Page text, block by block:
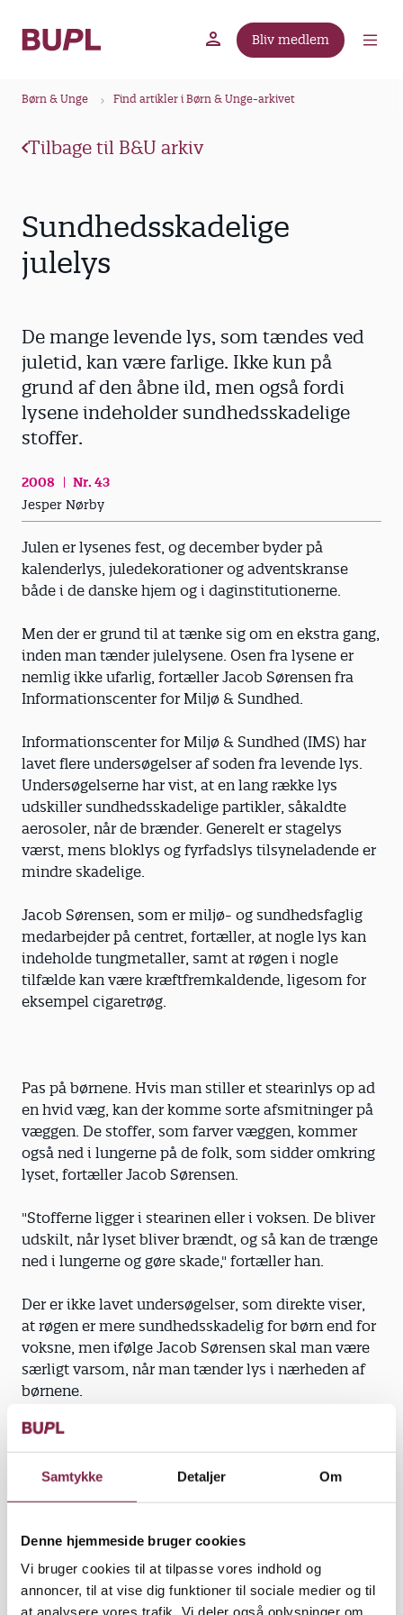
Samtykke Detaljer Om
Denne hjemmeside bruger cookies
Vi bruger cookies til at tilpasse vores indhold og
annoncer, til at vise dig funktioner til sociale medier og til
at analysere vores trafik. Vi deler også oplysninger om
Bliv medlem
Børn & Unge Find artikler i Børn & Unge-arkivet
Tilbage til B&U arkiv
Sundhedsskadelige
julelys
De mange levende lys, som tændes ved
juletid, kan være farlige. Ikke kun på
grund af den åbne ild, men også fordi
lysene indeholder sundhedsskadelige
stoffer.
2008
Nr. 43
Jesper Nørby
Julen er lysenes fest, og december byder på
kalenderlys, juledekorationer og adventskranse
både i de danske hjem og i daginstitutionerne.
Men der er grund til at tænke sig om en ekstra gang,
inden man tænder julelysene. Osen fra lysene er
nemlig ikke ufarlig, fortæller Jacob Sørensen fra
Informationscenter for Miljø & Sundhed.
Informationscenter for Miljø & Sundhed (IMS) har
lavet flere undersøgelser af soden fra levende lys.
Undersøgelserne har vist, at en lang række lys
udskiller sundhedsskadelige partikler, såkaldte
aerosoler, når de brænder. Generelt er stagelys
værst, mens bloklys og fyrfadslys tilsyneladende er
mindre skadelige.
Jacob Sørensen, som er miljø- og sundhedsfaglig
medarbejder på centret, fortæller, at nogle lys kan
indeholde tungmetaller, samt at røgen i nogle
tilfælde kan være kræftfremkaldende, ligesom for
eksempel cigaretrøg.
Pas på børnene. Hvis man stiller et stearinlys op ad
en hvid væg, kan der komme sorte afsmitninger på
væggen. De stoffer, som farver væggen, kommer
også ned i lungerne på de folk, som sidder omkring
lyset, fortæller Jacob Sørensen.
"Stofferne ligger i stearinen eller i voksen. De bliver
udskilt, når lyset bliver brændt, og så kan de trænge
ned i lungerne og gøre skade," fortæller han.
Der er ikke lavet undersøgelser, som direkte viser,
at røgen er mere sundhedsskadelig for børn end for
voksne, men ifølge Jacob Sørensen skal man være
særligt varsom, når man tænder lys i nærheden af
børnene.
"Det er ofte sådan, at børn fysisk er lettere
påvirkelig, end voksnes er. Samtidig skal børnenes
lunger også fungere flere år ud i fremtiden end
voksnes," siger han og opfordrer til, at man tager
inden man tænder en hel skov af julelys.